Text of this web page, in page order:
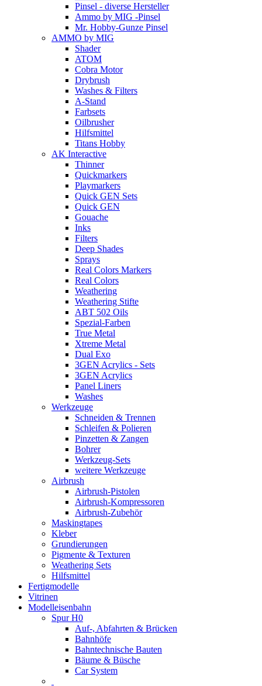
Pinsel - diverse Hersteller
Ammo by MIG -Pinsel
Mr. Hobby-Gunze Pinsel
AMMO by MIG
Shader
ATOM
Cobra Motor
Drybrush
Washes & Filters
A-Stand
Farbsets
Oilbrusher
Hilfsmittel
Titans Hobby
AK Interactive
Thinner
Quickmarkers
Playmarkers
Quick GEN Sets
Quick GEN
Gouache
Inks
Filters
Deep Shades
Sprays
Real Colors Markers
Real Colors
Weathering
Weathering Stifte
ABT 502 Oils
Spezial-Farben
True Metal
Xtreme Metal
Dual Exo
3GEN Acrylics - Sets
3GEN Acrylics
Panel Liners
Washes
Werkzeuge
Schneiden & Trennen
Schleifen & Polieren
Pinzetten & Zangen
Bohrer
Werkzeug-Sets
weitere Werkzeuge
Airbrush
Airbrush-Pistolen
Airbrush-Kompressoren
Airbrush-Zubehör
Maskingtapes
Kleber
Grundierungen
Pigmente & Texturen
Weathering Sets
Hilfsmittel
Fertigmodelle
Vitrinen
Modelleisenbahn
Spur H0
Auf-, Abfahrten & Brücken
Bahnhöfe
Bahntechnische Bauten
Bäume & Büsche
Car System